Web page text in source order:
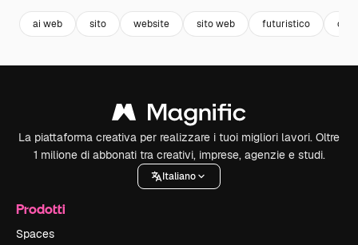
ai web sito website sito web futuristico
La piattaforma creativa per realizzare i tuoi migliori lavori. Oltre
1 milione di abbonati tra creativi, imprese, agenzie e studi.
Italiano
Prodotti
Spaces